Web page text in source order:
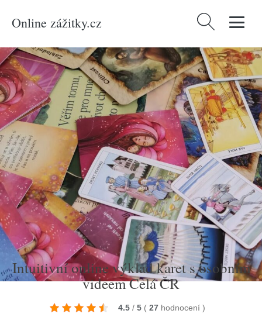
Online zážitky.cz Vyhledávání
Domů/ Produkty/Zážitky/Netradiční/Harmonie těla a mysli/Intuitivní
online výklad karet s osobním videem Celá ČR
Intuitivní online výklad karet s osobním
videem Celá ČR
4.5 / 5 ( 27 hodnocení )